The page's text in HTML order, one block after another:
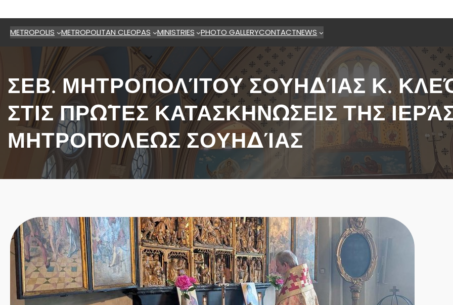
METROPOLIS METROPOLITAN CLEOPAS MINISTRIES PHOTO GALLERYCONTACTNEWS
ΣΕΒ. ΜΗΤΡΟΠΟΛΊΤΟΥ ΣΟΥΗΔΊΑΣ Κ.
ΣΤΙΣ ΠΡΏΤΕΣ ΚΑΤΑΣΚΗΝΏΣΕΙΣ ΤΗΣ
ΜΗΤΡΟΠΌΛΕΩΣ ΣΟΥΗΔΊΑΣ